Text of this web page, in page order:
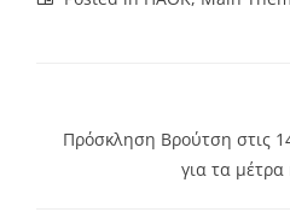
Πρόσκληση Βρούτση στις
για τα